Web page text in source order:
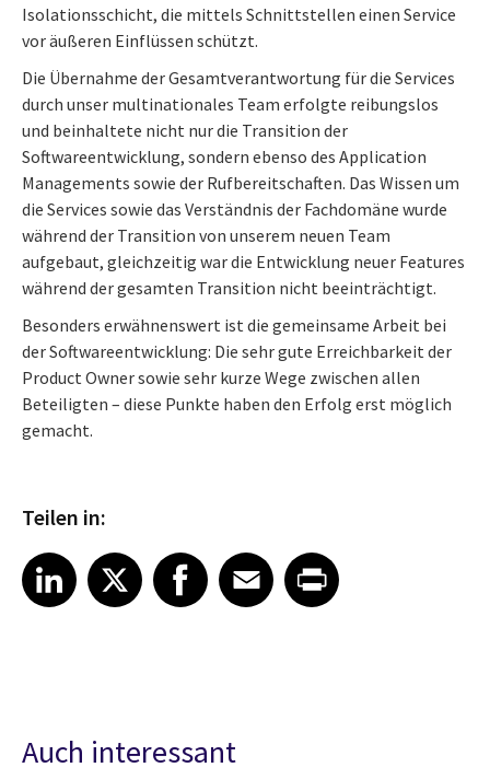
Isolationsschicht, die mittels Schnittstellen einen Service
vor äußeren Einflüssen schützt.
Die Übernahme der Gesamtverantwortung für die Services
durch unser multinationales Team erfolgte reibungslos
und beinhaltete nicht nur die Transition der
Softwareentwicklung, sondern ebenso des Application
Managements sowie der Rufbereitschaften. Das Wissen um
die Services sowie das Verständnis der Fachdomäne wurde
während der Transition von unserem neuen Team
aufgebaut, gleichzeitig war die Entwicklung neuer Features
während der gesamten Transition nicht beeinträchtigt.
Besonders erwähnenswert ist die gemeinsame Arbeit bei
der Softwareentwicklung: Die sehr gute Erreichbarkeit der
Product Owner sowie sehr kurze Wege zwischen allen
Beteiligten – diese Punkte haben den Erfolg erst möglich
gemacht.
Teilen in:
Share article on LinkedIn
LinkedIn
Share article on XShare article on Facebook
Facebook
Share article on Email
EmailShare article on Print
Auch interessant